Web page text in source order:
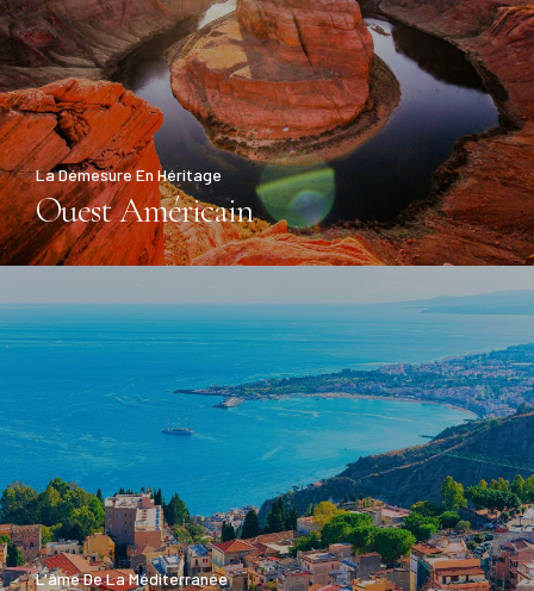
La Démesure En Héritage
Ouest Américain
L'âme De La Méditerranée